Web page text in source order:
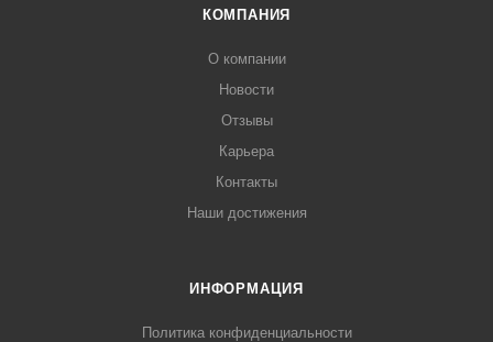
КОМПАНИЯ
О компании
Новости
Отзывы
Карьера
Контакты
Наши достижения
ИНФОРМАЦИЯ
Политика конфиденциальности